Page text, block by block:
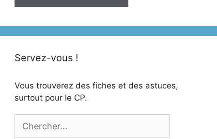
Servez-vous !
Vous trouverez des fiches et des astuces,
surtout pour le CP.